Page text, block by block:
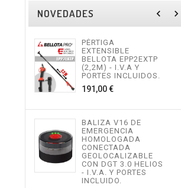
NOVEDADES navigate_before navigate_next
PÉRTIGA
EXTENSIBLE
BELLOTA EPP2EXTP
(2,2M) - I.V.A Y
PORTES INCLUIDOS.
191,00 €Precio
BALIZA V16 DE
EMERGENCIA
HOMOLOGADA
CONECTADA
GEOLOCALIZABLE
CON DGT 3.0 HELIOS
- I.V.A. Y PORTES
INCLUIDO.